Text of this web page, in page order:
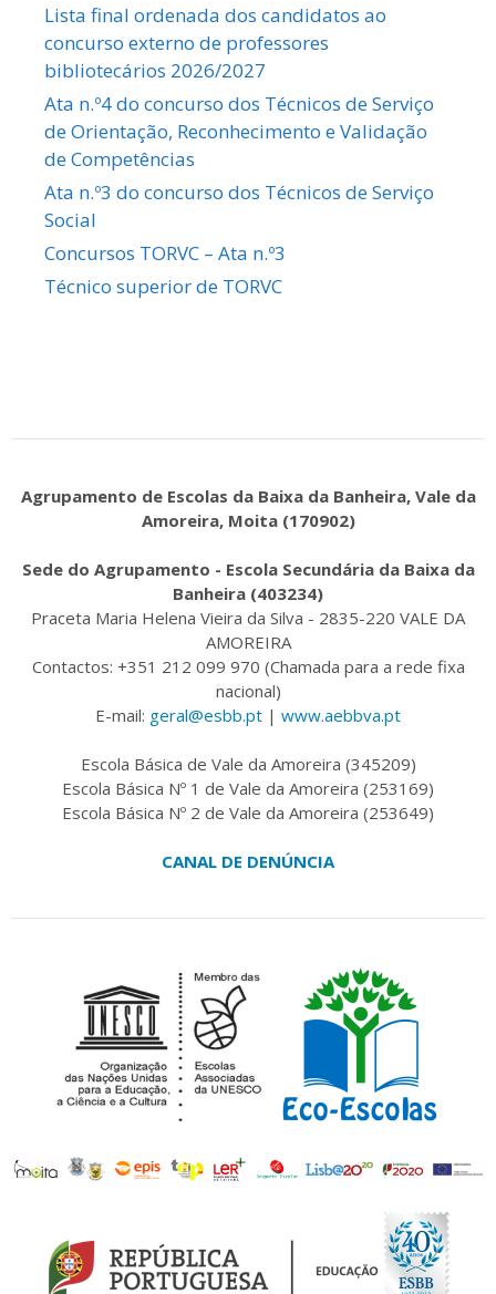
Lista final ordenada dos candidatos ao
concurso externo de professores
bibliotecários 2026/2027
Ata n.º4 do concurso dos Técnicos de Serviço
de Orientação, Reconhecimento e Validação
de Competências
Ata n.º3 do concurso dos Técnicos de Serviço
Social
Concursos TORVC – Ata n.º3
Técnico superior de TORVC
Agrupamento de Escolas da Baixa da Banheira, Vale da
Amoreira, Moita (170902)
Sede do Agrupamento - Escola Secundária da Baixa da
Banheira (403234)
Praceta Maria Helena Vieira da Silva - 2835-220 VALE DA
AMOREIRA
Contactos: +351 212 099 970 (Chamada para a rede fixa
nacional)
E-mail: geral@esbb.pt | www.aebbva.pt
Escola Básica de Vale da Amoreira (345209)
Escola Básica Nº 1 de Vale da Amoreira (253169)
Escola Básica Nº 2 de Vale da Amoreira (253649)
CANAL DE DENÚNCIA